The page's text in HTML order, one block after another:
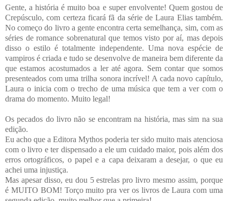
Gente, a história é muito boa e super envolvente! Quem gostou de
Crepúsculo, com certeza ficará fã da série de Laura Elias também.
No começo do livro a gente encontra certa semelhança, sim, com as
séries de romance sobrenatural que temos visto por aí, mas depois
disso o estilo é totalmente independente. Uma nova espécie de
vampiros é criada e tudo se desenvolve de maneira bem diferente da
que estamos acostumados a ler até agora. Sem contar que somos
presenteados com uma trilha sonora incrível! A cada novo capítulo,
Laura o inicia com o trecho de uma música que tem a ver com o
drama do momento. Muito legal!
Os pecados do livro não se encontram na história, mas sim na sua
edição.
Eu acho que a Editora Mythos poderia ter sido muito mais atenciosa
com o livro e ter dispensado a ele um cuidado maior, pois além dos
erros ortográficos, o papel e a capa deixaram a desejar, o que eu
achei uma injustiça.
Mas apesar disso, eu dou 5 estrelas pro livro mesmo assim, porque
é MUITO BOM! Torço muito pra ver os livros de Laura com uma